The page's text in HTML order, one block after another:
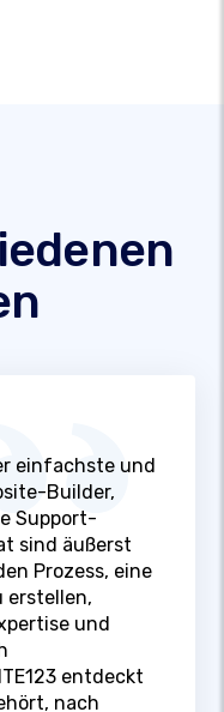
einfachste und
Builder,
Support-
sind äußerst
Prozess, eine
erstellen,
und
entdeckt
nach